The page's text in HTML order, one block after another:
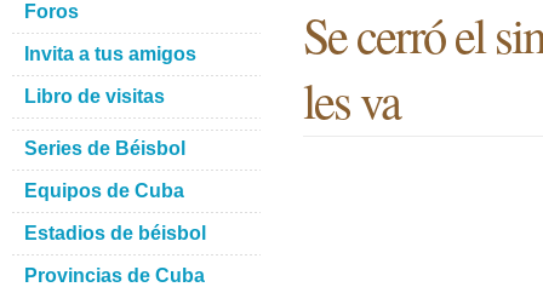
Se cerró el
les va
Foros
Invita a tus amigos
Libro de visitas
Series de Béisbol
Equipos de Cuba
Estadios de béisbol
Provincias de Cuba